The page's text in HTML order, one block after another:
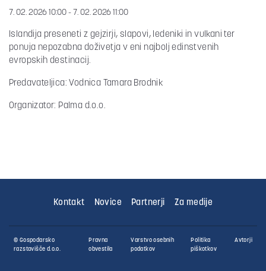
7. 02. 2026 10:00 - 7. 02. 2026 11:00
Islandija preseneti z gejzirji, slapovi, ledeniki in vulkani ter
ponuja nepozabna doživetja v eni najbolj edinstvenih
evropskih destinacij.
Predavateljica: Vodnica Tamara Brodnik
Organizator: Palma d.o.o.
Kontakt Novice Partnerji Za medije
© Gospodarsko
razstavišče d.o.o.
Pravna
obvestila
Varstvo osebnih
podatkov
Politika
piškotkov
Avtorji